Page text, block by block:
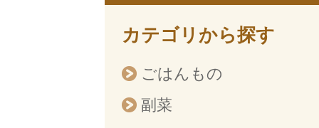
カテゴリから探す
ごはんもの
副菜